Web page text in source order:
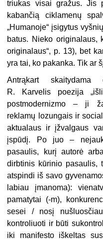
triukas visai gražus. Jis
kabančią ciklamenų
„Humanoje“ įsigytus
batus. Nieko originalaus,
originalaus“, p. 13), bet
yra tai, ko pakanka. Tik ar
Antrąkart skaitydama
R. Karvelis poezija
postmodernizmo – ji
reklamų lozungais ir
aktualaus ir įžvalgaus
įspūdį. Po juo –
pasaulis, kurį autorė
dirbtinis kūrinio pasaulis,
atspindi iš savo
labiau įmanoma):
pamatytai (-m),
sesei / nosį
kontroliuoti ir būti
iki manifesto iškeltas